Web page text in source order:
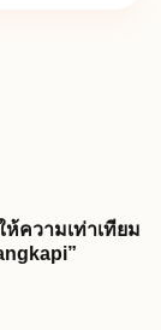
ห้ความเท่าเทียม